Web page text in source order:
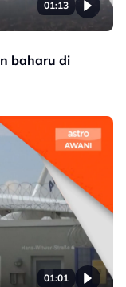
01:13
baharu di
01:01